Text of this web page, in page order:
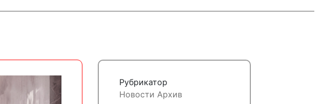
Рубрикатор
Новости Архив